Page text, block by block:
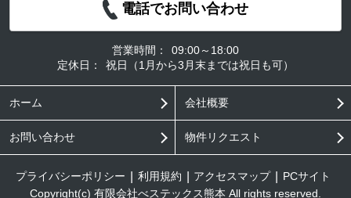
電話でお問い合わせ
営業時間：
09:00～18:00
定休日：
祝日（1月から3月末までは祝日も可）
ホーム 会社概要
お問い合わせ 物件リクエスト
プライバシーポリシー 利用規約 アクセスマップ
PCサイト
Copyright(c) 有限会社べステックス熊本 All rights reserved.